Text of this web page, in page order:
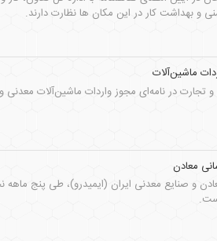
و بهداشت کار در این مکان ها نظارت دارند.
ماشین‌آلات
در نامه‌ای مجوز واردات ماشین‌آلات